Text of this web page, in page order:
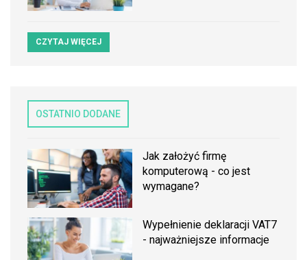
CZYTAJ WIĘCEJ
OSTATNIO DODANE
Jak założyć firmę
komputerową - co jest
wymagane?
Wypełnienie deklaracji VAT7
- najważniejsze informacje